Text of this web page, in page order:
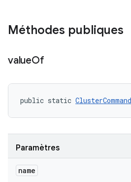
Méthodes publiques
valueOf
public static
Paramètres
name